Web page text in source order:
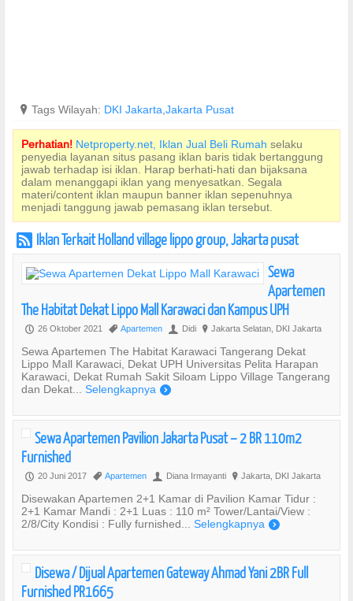
? Tags Wilayah: DKI Jakarta Jakarta Pusat
Perhatian! Netproperty.net, Iklan Jual Beli Rumah selaku
penyedia layanan situs pasang iklan baris tidak bertanggung
jawab terhadap isi iklan. Harap berhati-hati dan bijaksana
dalam menanggapi iklan yang menyesatkan. Segala
materi/content iklan maupun banner iklan sepenuhnya
menjadi tanggung jawab pemasang iklan tersebut.
r Iklan Terkait Holland village lippo group, Jakarta pusat
Sewa
Apartemen
The Habitat Dekat Lippo Mall Karawaci dan Kampus UPH
P 26 Oktober 2021 , Apartemen U Didi ? Jakarta Selatan, DKI Jakarta
Sewa Apartemen The Habitat Karawaci Tangerang Dekat
Lippo Mall Karawaci, Dekat UPH Universitas Pelita Harapan
Karawaci, Dekat Rumah Sakit Siloam Lippo Village Tangerang
dan Dekat... Selengkapnya )
Sewa Apartemen Pavilion Jakarta Pusat – 2 BR 110m2
Furnished
P 20 Juni 2017 , Apartemen U Diana Irmayanti ? Jakarta, DKI Jakarta
Disewakan Apartemen 2+1 Kamar di Pavilion Kamar Tidur :
2+1 Kamar Mandi : 2+1 Luas : 110 m² Tower/Lantai/View :
2/8/City Kondisi : Fully furnished... Selengkapnya )
Disewa / Dijual Apartemen Gateway Ahmad Yani 2BR Full
Furnished PR1665